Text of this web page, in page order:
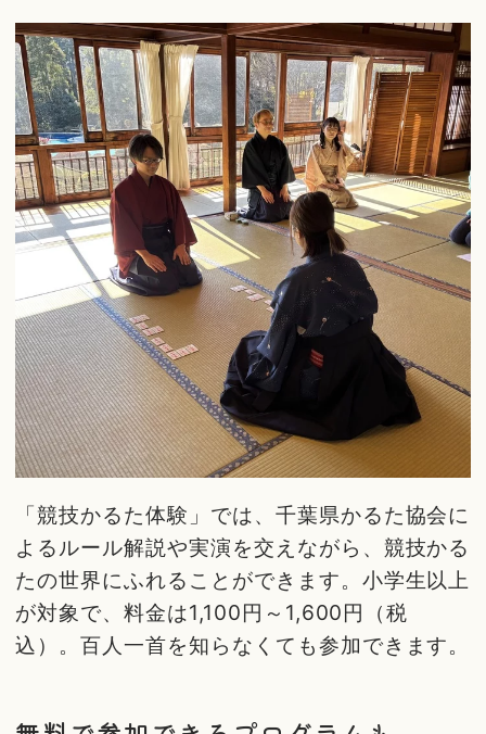
「競技かるた体験」では、千葉県かるた協会に
よるルール解説や実演を交えながら、競技かる
たの世界にふれることができます。小学生以上
が対象で、料金は1,100円～1,600円（税
込）。百人一首を知らなくても参加できます。